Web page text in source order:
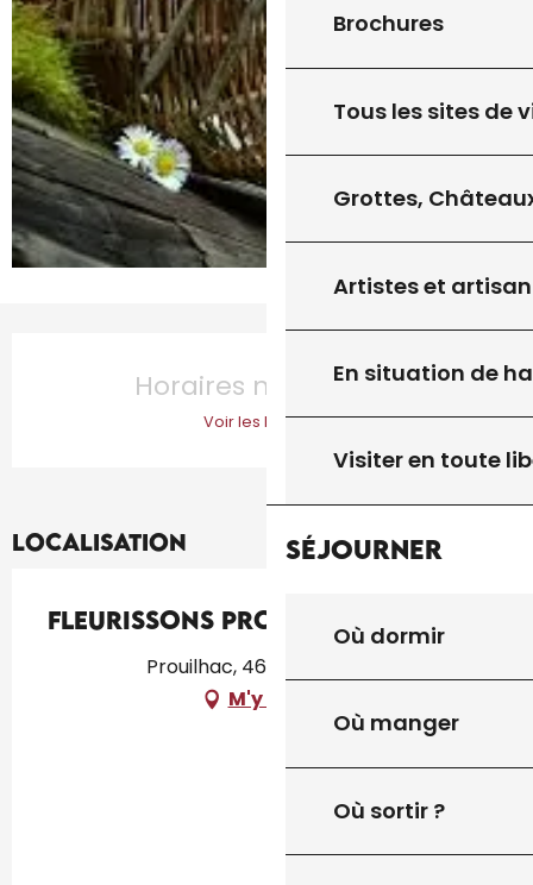
Brochures
Tous les sites de
Grottes,
Artistes et
En situation de
Visiter en toute
Séjourner
Où dormir
Où manger
Où sortir ?
Horaires non définis
Voir les horaires
Localisation
Fleurissons Prouilhac
Prouilhac, 46300 Gourdon
M'y rendre